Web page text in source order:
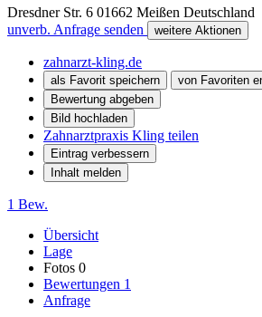
Dresdner Str. 6 01662 Meißen Deutschland
unverb. Anfrage senden
weitere Aktionen
zahnarzt-kling.de
als Favorit speichern
von Favoriten
Bewertung abgeben
Bild hochladen
Zahnarztpraxis Kling teilen
Eintrag verbessern
Inhalt melden
1 Bew.
Übersicht
Lage
Fotos 0
Bewertungen 1
Anfrage